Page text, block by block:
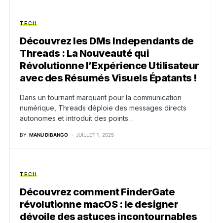
TECH
Découvrez les DMs Independants de
Threads : La Nouveauté qui
Révolutionne l’Expérience Utilisateur
avec des Résumés Visuels Épatants !
Dans un tournant marquant pour la communication
numérique, Threads déploie des messages directs
autonomes et introduit des points…
BY MANU DIBANGO JUILLET 1, 2025
TECH
Découvrez comment FinderGate
révolutionne macOS : le designer
dévoile des astuces incontournables